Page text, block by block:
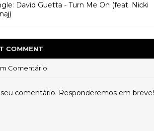
David Guetta - Turn Me On (feat. Nicki
COMMENT
Comentário:
comentário. Responderemos em breve!